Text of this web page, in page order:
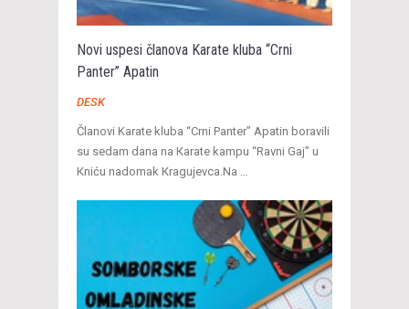
Novi uspesi članova Karate kluba “Crni
Panter” Apatin
DESK
Članovi Karate kluba “Crni Panter” Apatin boravili
su sedam dana na Кarate kampu “Ravni Gaj” u
Кniću nadomak Кragujevca.Na …